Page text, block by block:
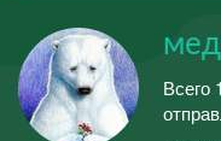
Всего